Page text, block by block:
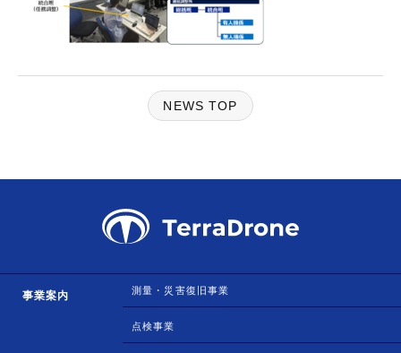
NEWS TOP
事業案内 測量・災害復旧事業
点検事業